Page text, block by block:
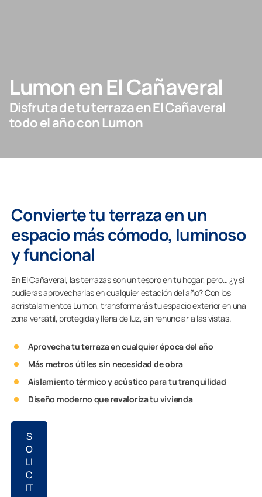
Profesionales
Grupo Lumon
Lumon en El Cañaveral
Disfruta de tu terraza en El Cañaveral
todo el año con Lumon
Convierte tu terraza en un
espacio más cómodo, luminoso
y funcional
En El Cañaveral, las terrazas son un tesoro en tu hogar, pero… ¿y si
pudieras aprovecharlas en cualquier estación del año? Con los
acristalamientos Lumon, transformarás tu espacio exterior en una
zona versátil, protegida y llena de luz, sin renunciar a las vistas.
Aprovecha tu terraza en cualquier época del año
Más metros útiles sin necesidad de obra
Aislamiento térmico y acústico para tu tranquilidad
Diseño moderno que revaloriza tu vivienda
S
O
LI
C
IT